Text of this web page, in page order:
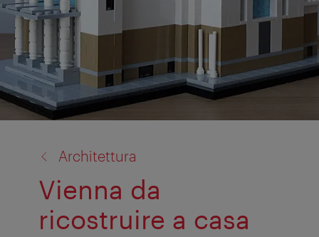
Architettura
Vienna da
ricostruire a casa